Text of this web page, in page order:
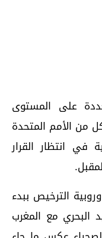
على المستوى
من الأمم المتحدة
في انتظار القرار
الترخيص ببدء
البحري مع المغرب